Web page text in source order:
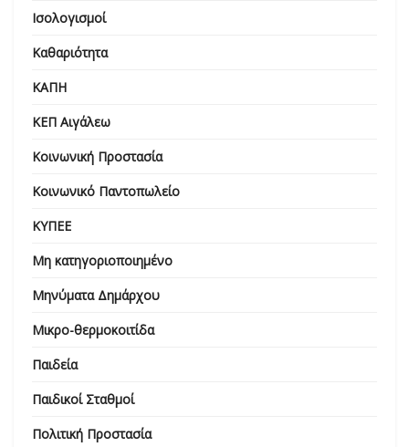
Ισολογισμοί
Καθαριότητα
ΚΑΠΗ
ΚΕΠ Αιγάλεω
Κοινωνική Προστασία
Κοινωνικό Παντοπωλείο
ΚΥΠΕΕ
Μη κατηγοριοποιημένο
Μηνύματα Δημάρχου
Μικρο-θερμοκοιτίδα
Παιδεία
Παιδικοί Σταθμοί
Πολιτική Προστασία